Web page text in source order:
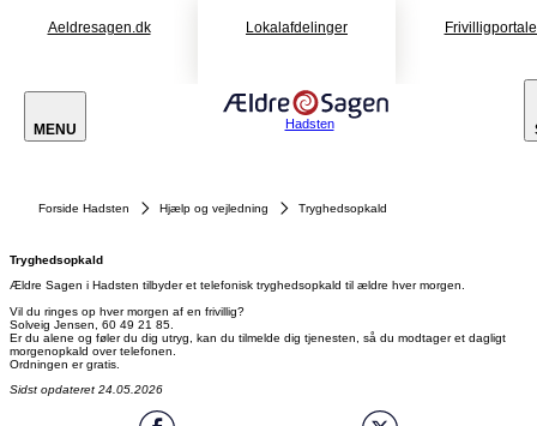
Aeldresagen.dk Lokalafdelinger
MENU Hadsten
Forside Hadsten Hjælp og vejledning Tryghedsopkald
Tryghedsopkald
Ældre Sagen i Hadsten tilbyder et telefonisk tryghedsopkald til ældre hver morgen.
Vil du ringes op hver morgen af en frivillig?
Er du alene og føler du dig utryg, kan du tilmelde dig tjenesten, så du modtager et dagligt
morgenopkald over telefonen.
Ordningen er gratis.
Sidst opdateret 24.05.2026